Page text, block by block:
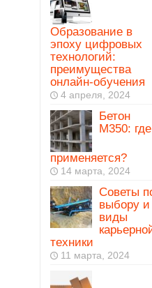
Образование в
эпоху цифровых
технологий:
преимущества
онлайн-обучения
4 апреля, 2024
Бетон
М350: где
применяется?
14 марта, 2024
Советы
выбору и
виды
техники
11 марта, 2024